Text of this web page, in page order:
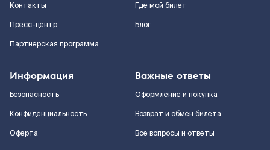
Контакты
Пресс-центр
Партнерская программа
Где мой билет
Блог
Информация
Безопасность
Конфиденциальность
Оферта
Важные ответы
Оформление и покупка
Возврат и обмен билета
Все вопросы и ответы